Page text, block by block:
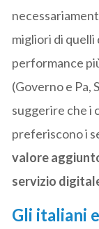
migliori di quelli
performance
(Governo e Pa,
suggerire che i
preferiscono i
valore
servizio
Gli italiani